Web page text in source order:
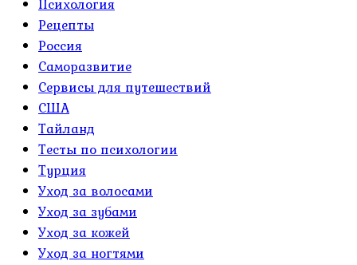
Психология
Рецепты
Россия
Саморазвитие
Сервисы для путешествий
США
Тайланд
Тесты по психологии
Турция
Уход за волосами
Уход за зубами
Уход за кожей
Уход за ногтями